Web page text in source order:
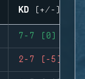
KD (+/-)
7-7 (0)
2-7 (-5)